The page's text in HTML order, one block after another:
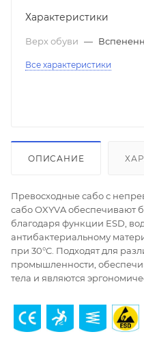
Характеристики
Верх обуви —
Все характеристики
ОПИСАНИЕ
Превосходные сабо с
сабо OXYVA обеспечивают
благодаря функции ESD,
антибактериальному
при 30°C. Подходят для
промышленности,
тела и являются